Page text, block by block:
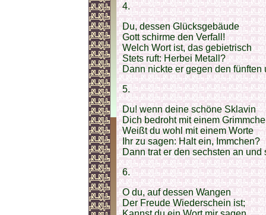
4.
Du, dessen Glücksgebäude
Gott schirme den Verfall!
Welch Wort ist, das gebietrisch
Stets ruft: Herbei Metall?
Dann nickte er gegen den fünften
5.
Du! wenn deine schöne Sklavin
Dich bedroht mit einem
Weißt du wohl mit einem Worte
Ihr zu sagen: Halt ein, Immchen?
Dann trat er den sechsten an und
6.
O du, auf dessen Wangen
Der Freude Wiederschein ist;